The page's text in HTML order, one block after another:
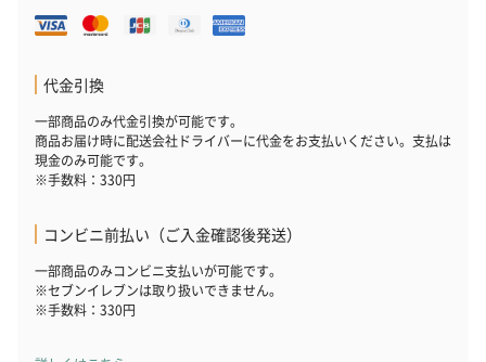
代金引換
一部商品のみ代金引換が可能です。
商品お届け時に配送会社ドライバーに代金をお支払いください。支払は
現金のみ可能です。
※手数料：330円
コンビニ前払い（ご入金確認後発送）
一部商品のみコンビニ支払いが可能です。
※セブンイレブンは取り扱いできません。
※手数料：330円